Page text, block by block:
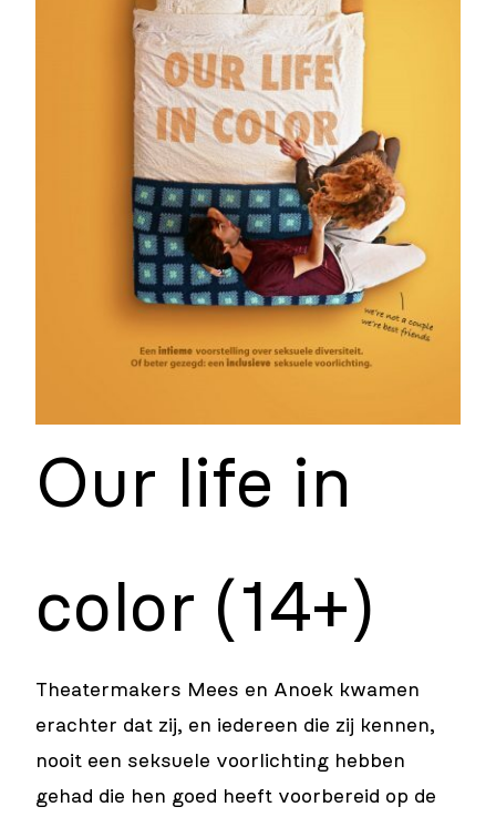
Our life in
color (14+)
Theatermakers Mees en Anoek kwamen
erachter dat zij, en iedereen die zij kennen,
nooit een seksuele voorlichting hebben
gehad die hen goed heeft voorbereid op de